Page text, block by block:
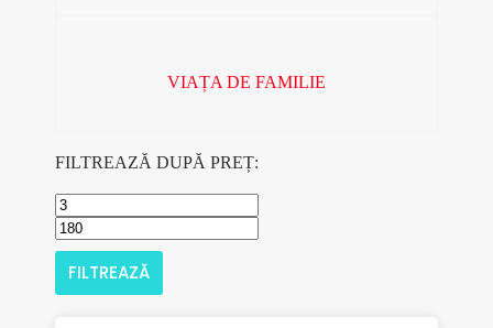
VIAȚA DE FAMILIE
FILTREAZĂ DUPĂ PREȚ:
FILTREAZĂ